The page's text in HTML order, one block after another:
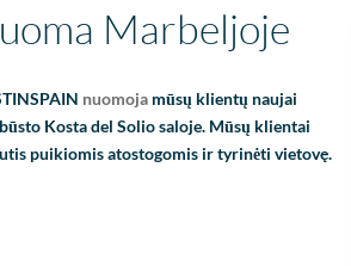
Marbeljoje
nuomoja mūsų klientų naujai
Kosta del Solio saloje. Mūsų klientai
puikiomis atostogomis ir tyrinėti vietovę.